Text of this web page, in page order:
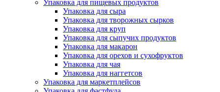
Упаковка для пищевых продуктов
Упаковка для сыра
Упаковка для творожных сырков
Упаковка для круп
Упаковка для сыпучих продуктов
Упаковка для макарон
Упаковка для орехов и сухофруктов
Упаковка для чая
Упаковка для наггетсов
Упаковка для маркетплейсов